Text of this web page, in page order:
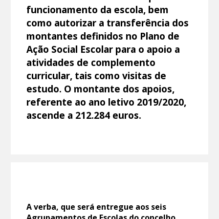
funcionamento da escola, bem
como autorizar a transferência dos
montantes definidos no Plano de
Ação Social Escolar para o apoio a
atividades de complemento
curricular, tais como visitas de
estudo. O montante dos apoios,
referente ao ano letivo 2019/2020,
ascende a 212.284 euros.
A verba, que será entregue aos seis